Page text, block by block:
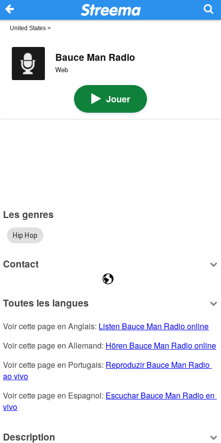
United States >
Bauce Man Radio
Web
Jouer
Les genres
Hip Hop
Contact
Toutes les langues
Voir cette page en Anglais: Listen Bauce Man Radio online
Voir cette page en Allemand: Hören Bauce Man Radio online
Voir cette page en Portugais: Reproduzir Bauce Man Radio
ao vivo
Voir cette page en Espagnol: Escuchar Bauce Man Radio en
vivo
Description